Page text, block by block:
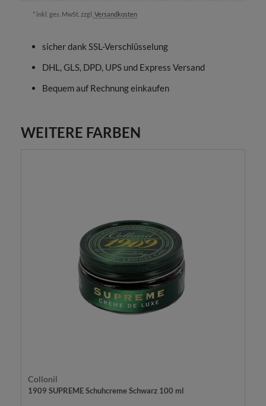
* inkl. ges. MwSt. zzgl. Versandkosten
sicher dank SSL-Verschlüsselung
DHL, GLS, DPD, UPS und Express Versand
Bequem auf Rechnung einkaufen
WEITERE FARBEN
Collonil
1909 SUPREME Schuhcreme Schwarz 100 ml